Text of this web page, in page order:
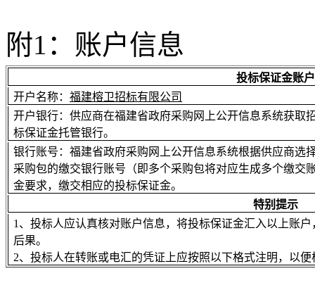
附1：账户信息
投标保证金账户
开户名称： 福建榕卫招标有限公司
开户银行： 供应商在福建省政府采购网上公开信息系统获取
标保证金托管银行。
银行账号： 福建省政府采购网上公开信息系统根据供应商选
采购包的缴交银行账号（即多个采购包将对应生成多个缴交
金要求，缴交相应的投标保证金。
特别提示
1、投标人应认真核对账户信息，将投标保证金汇入以上账
后果。
2、投标人在转账或电汇的凭证上应按照以下格式注明，以